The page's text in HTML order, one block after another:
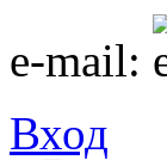
e-mail:
Вход